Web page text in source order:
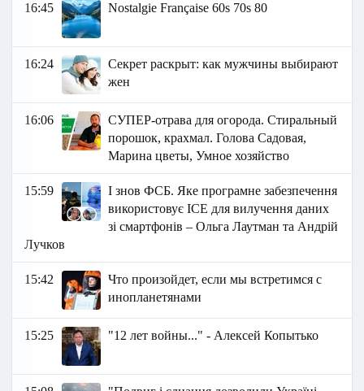
16:45 Nostalgie Française 60s 70s 80
16:24
Секрет раскрыт: как мужчины выбирают
жен
16:06
СУПЕР-отрава для огорода. Стиральный
порошок, крахмал. Голова Садовая,
Марина цветы, Умное хозяйство
15:59
І знов ФСБ. Яке програмне забезпечення
використовує ICE для вилучення даних
зі смартфонів – Ольга Лаутман та Андрій
Лучков
15:42
Что произойдет, если мы встретимся с
инопланетянами
15:25 "12 лет войны..." - Алексей Копытько